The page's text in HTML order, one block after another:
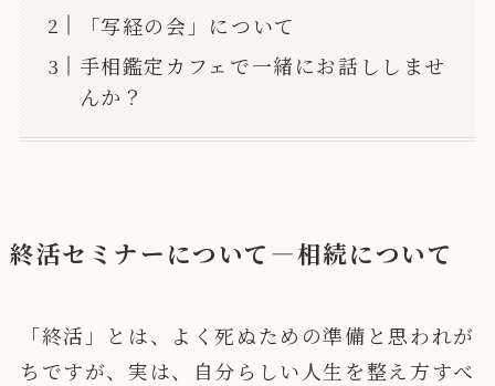
「写経の会」について
手相鑑定カフェで一緒にお話ししませ
んか？
終活セミナーについて―相続について
「終活」とは、よく死ぬための準備と思われが
ちですが、実は、自分らしい人生を整え方すべ